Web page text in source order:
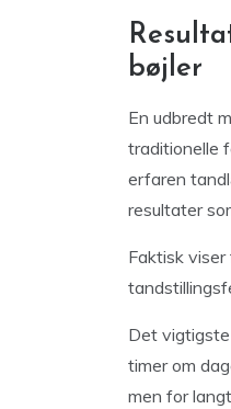
bøjler
En udbredt
traditionelle
erfaren
resultater
Faktisk
Det
timer om
men for